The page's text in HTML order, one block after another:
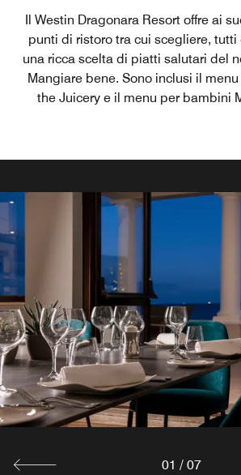
Il Westin Dragonara Resort offre ai
punti di ristoro tra cui scegliere,
una ricca scelta di piatti salutari del
Mangiare bene. Sono inclusi il
the Juicery e il menu per bambini
01 / 07